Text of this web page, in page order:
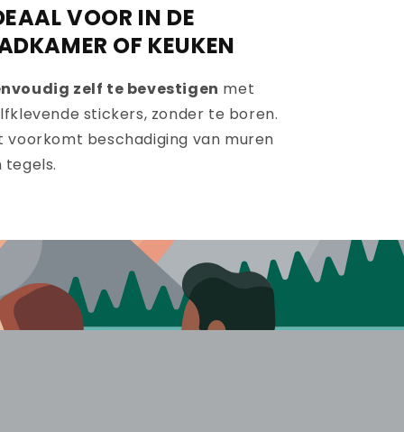
VOOR IN DE
OF KEUKEN
zelf te bevestigen met
stickers, zonder te boren.
voorkomt beschadiging van muren
tegels.